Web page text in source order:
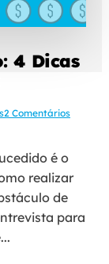
4 Dicas
2 Comentários
é o
realizar
de
para